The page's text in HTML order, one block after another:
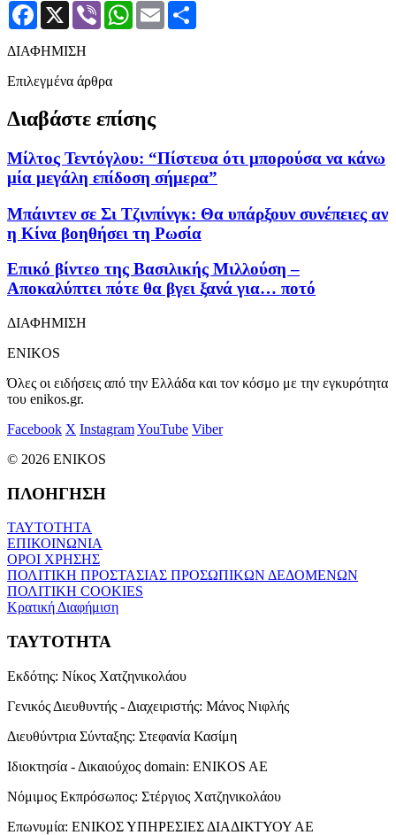
Facebook
X Viber WhatsApp
Email
ΔΙΑΦΗΜΙΣΗ
Επιλεγμένα άρθρα
Διαβάστε επίσης
Μίλτος Τεντόγλου: “Πίστευα ότι μπορούσα να κάνω
μία μεγάλη επίδοση σήμερα”
Μπάιντεν σε Σι Τζινπίνγκ: Θα υπάρξουν συνέπειες αν
η Κίνα βοηθήσει τη Ρωσία
Επικό βίντεο της Βασιλικής Μιλλούση –
Αποκαλύπτει πότε θα βγει ξανά για… ποτό
ΔΙΑΦΗΜΙΣΗ
ENIKOS
Όλες οι ειδήσεις από την Ελλάδα και τον κόσμο με την εγκυρότητα
του enikos.gr.
Facebook X InstagramYouTube Viber
© 2026 ENIKOS
ΠΛΟΗΓΗΣΗ
ΤΑΥΤΟΤΗΤΑ
ΕΠΙΚΟΙΝΩΝΙΑ
ΟΡΟΙ ΧΡΗΣΗΣ
ΠΟΛΙΤΙΚΗ ΠΡΟΣΤΑΣΙΑΣ ΠΡΟΣΩΠΙΚΩΝ ΔΕΔΟΜΕΝΩΝ
ΠΟΛΙΤΙΚΗ COOKIES
Κρατική Διαφήμιση
ΤΑΥΤΟΤΗΤΑ
Εκδότης: Νίκος Χατζηνικολάου
Γενικός Διευθυντής - Διαχειριστής: Μάνος Νιφλής
Διευθύντρια Σύνταξης: Στεφανία Κασίμη
Ιδιοκτησία - Δικαιούχος domain: ENIKOS AE
Νόμιμος Εκπρόσωπος: Στέργιος Χατζηνικολάου
Επωνυμία: ΕΝΙΚΟΣ ΥΠΗΡΕΣΙΕΣ ΔΙΑΔΙΚΤΥΟΥ ΑΕ